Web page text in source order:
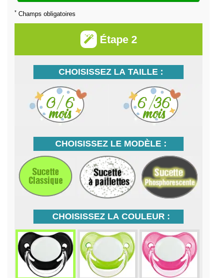
* Champs obligatoires
Étape 2
CHOISISSEZ LA TAILLE :
CHOISISSEZ LE MODÈLE :
CHOISISSEZ LA COULEUR :